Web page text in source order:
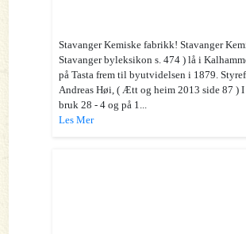
Stavanger Kemiske fabrikk! Stavanger
Stavanger byleksikon s. 474 ) lå i
på Tasta frem til byutvidelsen i 1879.
Andreas Høi, ( Ætt og heim 2013 side 87 ) I
bruk 28 - 4 og på 1...
Les Mer